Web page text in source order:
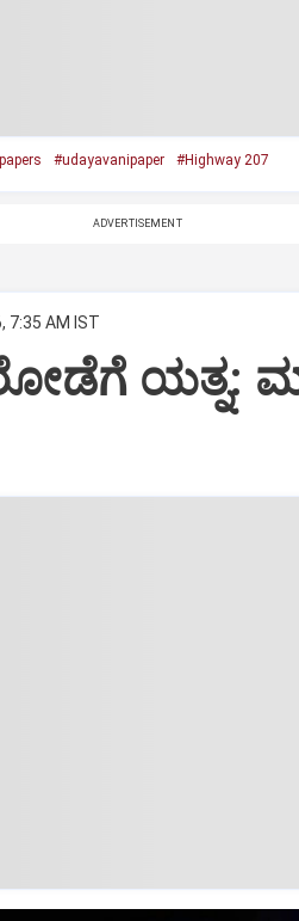
#udayavanipaper #Highway 207
ADVERTISEMENT
7:35 AM IST
ಯತ್ನ: